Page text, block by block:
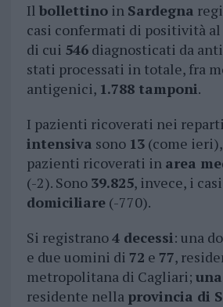
Il bollettinoin Sardegna
casi confermati di positività al
di cui 546diagnosticati da
stati processati in totale, fra
antigenici, 1.788 tamponi.
I pazienti ricoverati nei
intensiva sono 13(come
pazienti ricoverati in area
(-2). Sono 39.825, invece, i
domiciliare(-770).
Si registrano4 decessi: una
e due uomini di 72 e 77,
metropolitana di Cagliari; una
residente nella provincia di